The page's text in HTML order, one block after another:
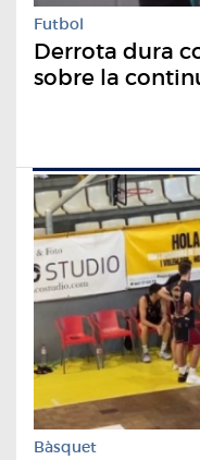
Futbol
Derrota dura
sobre la
Bàsquet